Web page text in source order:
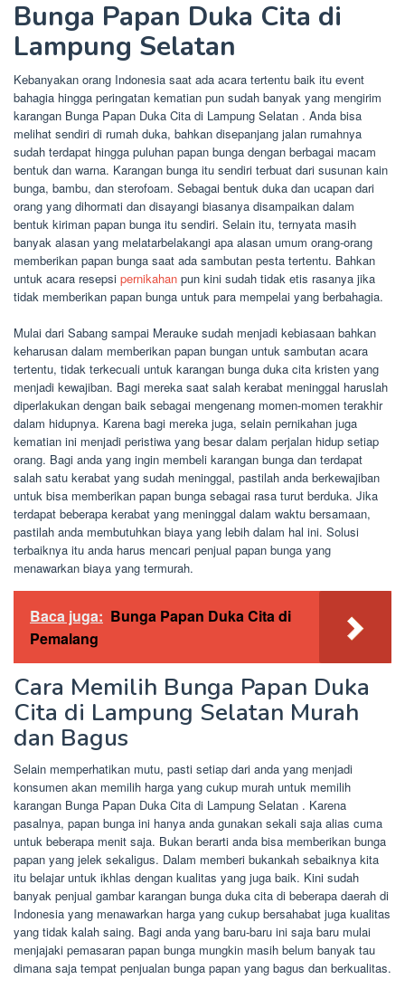
Bunga Papan Duka Cita di
Lampung Selatan
Kebanyakan orang Indonesia saat ada acara tertentu baik itu event
bahagia hingga peringatan kematian pun sudah banyak yang mengirim
karangan Bunga Papan Duka Cita di Lampung Selatan . Anda bisa
melihat sendiri di rumah duka, bahkan disepanjang jalan rumahnya
sudah terdapat hingga puluhan papan bunga dengan berbagai macam
bentuk dan warna. Karangan bunga itu sendiri terbuat dari susunan kain
bunga, bambu, dan sterofoam. Sebagai bentuk duka dan ucapan dari
orang yang dihormati dan disayangi biasanya disampaikan dalam
bentuk kiriman papan bunga itu sendiri. Selain itu, ternyata masih
banyak alasan yang melatarbelakangi apa alasan umum orang-orang
memberikan papan bunga saat ada sambutan pesta tertentu. Bahkan
untuk acara resepsi pernikahan pun kini sudah tidak etis rasanya jika
tidak memberikan papan bunga untuk para mempelai yang berbahagia.
Mulai dari Sabang sampai Merauke sudah menjadi kebiasaan bahkan
keharusan dalam memberikan papan bungan untuk sambutan acara
tertentu, tidak terkecuali untuk karangan bunga duka cita kristen yang
menjadi kewajiban. Bagi mereka saat salah kerabat meninggal haruslah
diperlakukan dengan baik sebagai mengenang momen-momen terakhir
dalam hidupnya. Karena bagi mereka juga, selain pernikahan juga
kematian ini menjadi peristiwa yang besar dalam perjalan hidup setiap
orang. Bagi anda yang ingin membeli karangan bunga dan terdapat
salah satu kerabat yang sudah meninggal, pastilah anda berkewajiban
untuk bisa memberikan papan bunga sebagai rasa turut berduka. Jika
terdapat beberapa kerabat yang meninggal dalam waktu bersamaan,
pastilah anda membutuhkan biaya yang lebih dalam hal ini. Solusi
terbaiknya itu anda harus mencari penjual papan bunga yang
menawarkan biaya yang termurah.
Baca juga: Bunga Papan Duka Cita di
Pemalang
Cara Memilih Bunga Papan Duka
Cita di Lampung Selatan Murah
dan Bagus
Selain memperhatikan mutu, pasti setiap dari anda yang menjadi
konsumen akan memilih harga yang cukup murah untuk memilih
karangan Bunga Papan Duka Cita di Lampung Selatan . Karena
pasalnya, papan bunga ini hanya anda gunakan sekali saja alias cuma
untuk beberapa menit saja. Bukan berarti anda bisa memberikan bunga
papan yang jelek sekaligus. Dalam memberi bukankah sebaiknya kita
itu belajar untuk ikhlas dengan kualitas yang juga baik. Kini sudah
banyak penjual gambar karangan bunga duka cita di beberapa daerah di
Indonesia yang menawarkan harga yang cukup bersahabat juga kualitas
yang tidak kalah saing. Bagi anda yang baru-baru ini saja baru mulai
menjajaki pemasaran papan bunga mungkin masih belum banyak tau
dimana saja tempat penjualan bunga papan yang bagus dan berkualitas.